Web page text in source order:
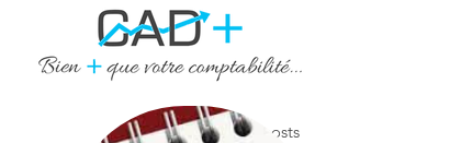
Tous les posts